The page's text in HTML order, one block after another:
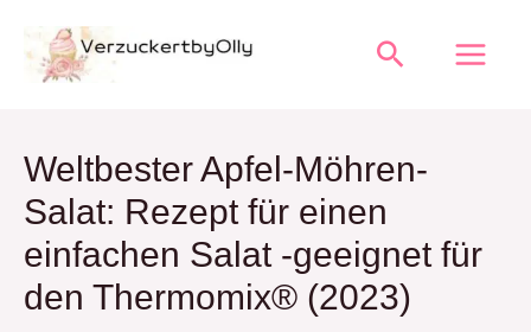
Inhalt
Suchen
Weltbester Apfel-Möhren-
Salat: Rezept für einen
einfachen Salat -geeignet für
den Thermomix® (2023)